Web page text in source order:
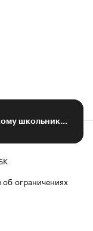
Первый случай в регионе: ростовскому школьнику поставили редкий диагноз
ограничениях